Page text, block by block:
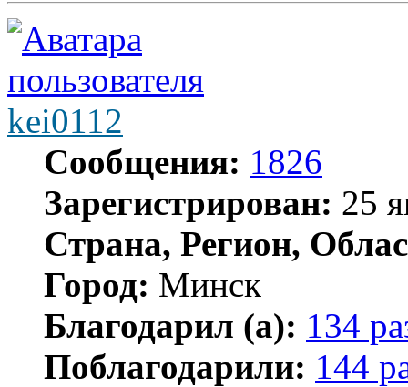
kei0112
Сообщения: 1826
Зарегистрирован: 25
Страна, Регион,
Город: Минск
Благодарил (а): 134
Поблагодарили: 144